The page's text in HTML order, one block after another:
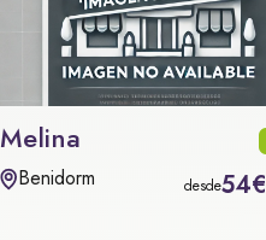
Melina
Benidorm desde54€